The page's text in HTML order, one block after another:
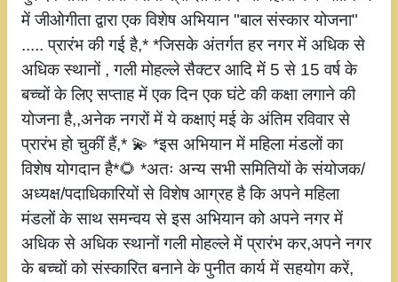
में जीओगीता द्वारा एक विशेष अभियान "बाल संस्कार योजना"
..... प्रारंभ की गई है,* *जिसके अंतर्गत हर नगर में अधिक से
अधिक स्थानों , गली मोहल्ले सैक्टर आदि में 5 से 15 वर्ष के
बच्चों के लिए सप्ताह में एक दिन एक घंटे की कक्षा लगाने की
योजना है,,अनेक नगरों में ये कक्षाएं मई के अंतिम रविवार से
प्रारंभ हो चुकीं हैं,* 💫 *इस अभियान में महिला मंडलों का
विशेष योगदान है*🌻 *अतः अन्य सभी समितियों के संयोजक/
अध्यक्ष/पदाधिकारियों से विशेष आग्रह है कि अपने महिला
मंडलों के साथ समन्वय से इस अभियान को अपने नगर में
अधिक से अधिक स्थानों गली मोहल्ले में प्रारंभ कर,अपने नगर
के बच्चों को संस्कारित बनाने के पुनीत कार्य में सहयोग करें,